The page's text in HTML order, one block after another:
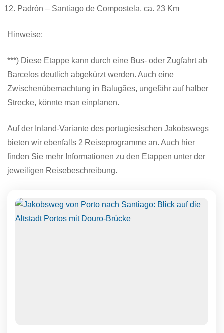
Padrón – Santiago de Compostela, ca. 23 Km
Hinweise:
***) Diese Etappe kann durch eine Bus- oder Zugfahrt ab
Barcelos deutlich abgekürzt werden. Auch eine
Zwischenübernachtung in Balugães, ungefähr auf halber
Strecke, könnte man einplanen.
Auf der Inland-Variante des portugiesischen Jakobswegs
bieten wir ebenfalls 2 Reiseprogramme an. Auch hier
finden Sie mehr Informationen zu den Etappen unter der
jeweiligen Reisebeschreibung.